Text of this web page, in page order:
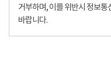
거부하며, 이를 위반시 정보통
바랍니다.